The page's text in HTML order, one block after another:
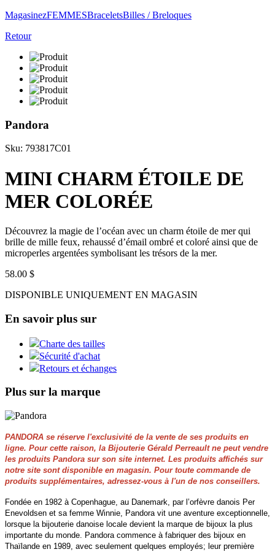
MagasinezFEMMESBraceletsBilles / Breloques
Retour
Pandora
Sku: 793817C01
MINI CHARM ÉTOILE DE
MER COLORÉE
Découvrez la magie de l’océan avec un charm étoile de mer qui
brille de mille feux, rehaussé d’émail ombré et coloré ainsi que de
microperles argentées symbolisant les trésors de la mer.
58.00 $
DISPONIBLE UNIQUEMENT EN MAGASIN
En savoir plus sur
Charte des tailles
Sécurité d'achat
Retours et échanges
Plus sur la marque
PANDORA se réserve l'exclusivité de la vente de ses produits en
ligne. Pour cette raison, la Bijouterie Gérald Perreault ne peut vendre
les produits Pandora sur son site internet. Les produits affichés sur
notre site sont disponible en magasin. Pour toute commande de
produits supplémentaires, adressez-vous à l'un de nos conseillers.
Fondée en 1982 à Copenhague, au Danemark, par l’orfèvre danois Per
Enevoldsen et sa femme Winnie, Pandora vit une aventure exceptionnelle,
lorsque la bijouterie danoise locale devient la marque de bijoux la plus
importante du monde. Pandora commence à fabriquer des bijoux en
Thaïlande en 1989, avec seulement quelques employés; leur première